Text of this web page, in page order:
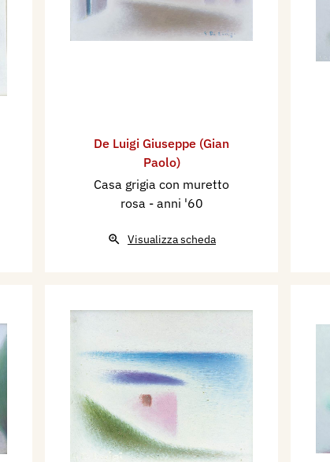
De Luigi Giuseppe (Gian
Paolo)
Casa grigia con muretto
rosa - anni '60
Visualizza scheda